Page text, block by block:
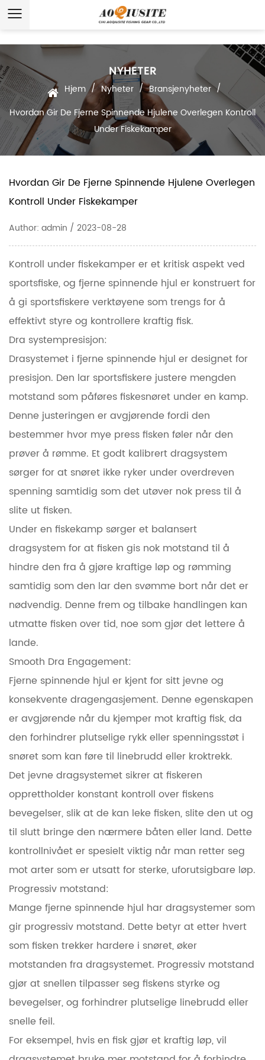
NYHETER
Hjem / Nyheter / Bransjenyheter /
Hvordan Gir De Fjerne Spinnende Hjulene Overlegen Kontroll
Under Fiskekamper
Hvordan Gir De Fjerne Spinnende Hjulene Overlegen
Kontroll Under Fiskekamper
Author: admin / 2023-08-28
Kontroll under fiskekamper er et kritisk aspekt ved
sportsfiske, og fjerne spinnende hjul er konstruert for
å gi sportsfiskere verktøyene som trengs for å
effektivt styre og kontrollere kraftig fisk.
Dra systempresisjon:
Drasystemet i fjerne spinnende hjul er designet for
presisjon. Den lar sportsfiskere justere mengden
motstand som påføres fiskesnøret under en kamp.
Denne justeringen er avgjørende fordi den
bestemmer hvor mye press fisken føler når den
prøver å rømme. Et godt kalibrert dragsystem
sørger for at snøret ikke ryker under overdreven
spenning samtidig som det utøver nok press til å
slite ut fisken.
Under en fiskekamp sørger et balansert
dragsystem for at fisken gis nok motstand til å
hindre den fra å gjøre kraftige løp og rømming
samtidig som den lar den svømme bort når det er
nødvendig. Denne frem og tilbake handlingen kan
utmatte fisken over tid, noe som gjør det lettere å
lande.
Smooth Dra Engagement:
Fjerne spinnende hjul er kjent for sitt jevne og
konsekvente dragengasjement. Denne egenskapen
er avgjørende når du kjemper mot kraftig fisk, da
den forhindrer plutselige rykk eller spenningsstøt i
snøret som kan føre til linebrudd eller kroktrekk.
Det jevne dragsystemet sikrer at fiskeren
opprettholder konstant kontroll over fiskens
bevegelser, slik at de kan leke fisken, slite den ut og
til slutt bringe den nærmere båten eller land. Dette
kontrollnivået er spesielt viktig når man retter seg
mot arter som er utsatt for sterke, uforutsigbare løp.
Progressiv motstand:
Mange fjerne spinnende hjul har dragsystemer som
gir progressiv motstand. Dette betyr at etter hvert
som fisken trekker hardere i snøret, øker
motstanden fra dragsystemet. Progressiv motstand
gjør at snellen tilpasser seg fiskens styrke og
bevegelser, og forhindrer plutselige linebrudd eller
snelle feil.
For eksempel, hvis en fisk gjør et kraftig løp, vil